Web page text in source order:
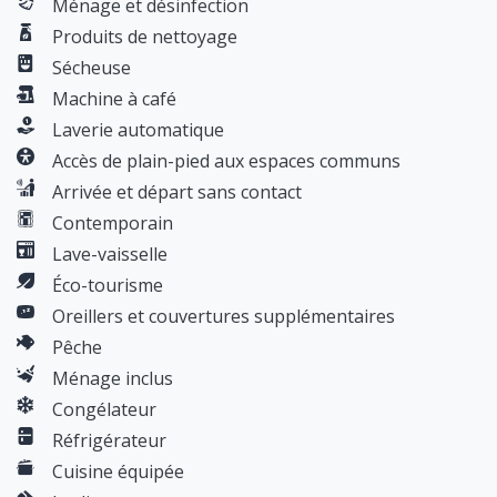
numérique mis à votre disposition durant toute la
durée du séjour. Vous y trouverez toute les
information liée a la procédure d'arrivée, au
fonctionnement du logement, au bonnes adresses
et plus encore.
CAUTION
Une caution sous forme d'empreinte bancaire en
ligne pourra vous être demandée au moment de la
réservation en fonction de la plateforme par
laquelle vous choisissez de réserver notre
logement.
(LES CONDITIONS DE CAUTIONS ET TAXES DE
SÉJOURS DIFFÉRENT EN FONCTION DE LA
PLATEFORME CHOISIE).
Ménage et désinfection
Produits de nettoyage
Sécheuse
Machine à café
Laverie automatique
Accès de plain-pied aux espaces communs
Arrivée et départ sans contact
Contemporain
Lave-vaisselle
Éco-tourisme
Oreillers et couvertures supplémentaires
Pêche
Ménage inclus
Congélateur
Réfrigérateur
Cuisine équipée